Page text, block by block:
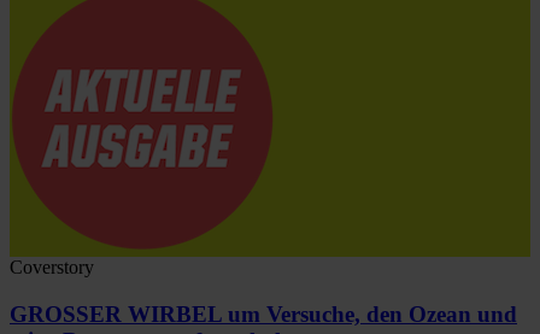
Coverstory
GROSSER WIRBEL um Versuche, den Ozean und